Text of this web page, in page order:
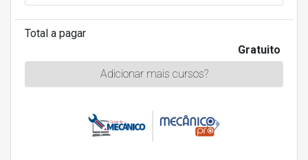
Total a pagar
Gratuito
Adicionar mais cursos?